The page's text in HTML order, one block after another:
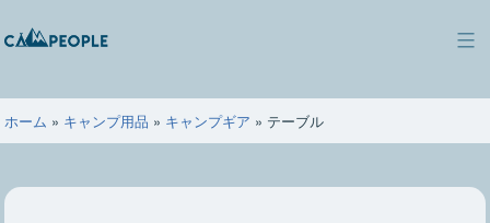
ン
ツ
へ
キ
キ
ン
ピ
ー
ー
ホーム » キャンプ用品 » キャンプギア » テーブル